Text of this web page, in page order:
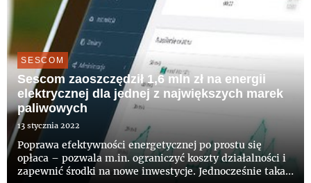
SESCOM
Sescom zaoszczędził 1,6 mln zł na energii
elektrycznej dla jednej z największych marek
paliwowych
13 stycznia 2022
Poprawa efektywności energetycznej po prostu się
opłaca – pozwala m.in. ograniczyć koszty działalności i
zapewnić środki na nowe inwestycje. Jednocześnie taka